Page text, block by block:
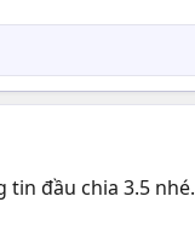
tin đầu chia 3.5 nhé.